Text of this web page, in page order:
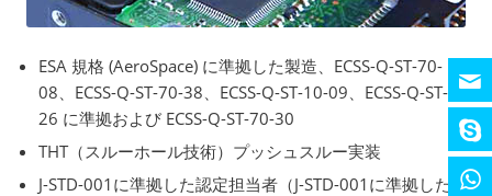
ESA 規格 (AeroSpace) に準拠した製造、ECSS-Q-ST-70-
08、ECSS-Q-ST-70-38、ECSS-Q-ST-10-09、ECSS-Q-ST-70-
26 に準拠および ECSS-Q-ST-70-30
THT（スルーホール技術）プッシュスルー実装
J-STD-001に準拠した認定担当者（J-STD-001に準拠した手